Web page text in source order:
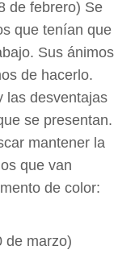
de febrero) Se
que tenían que
Sus ánimos
de hacerlo.
las desventajas
se presentan.
mantener la
que van
de color:
de marzo)